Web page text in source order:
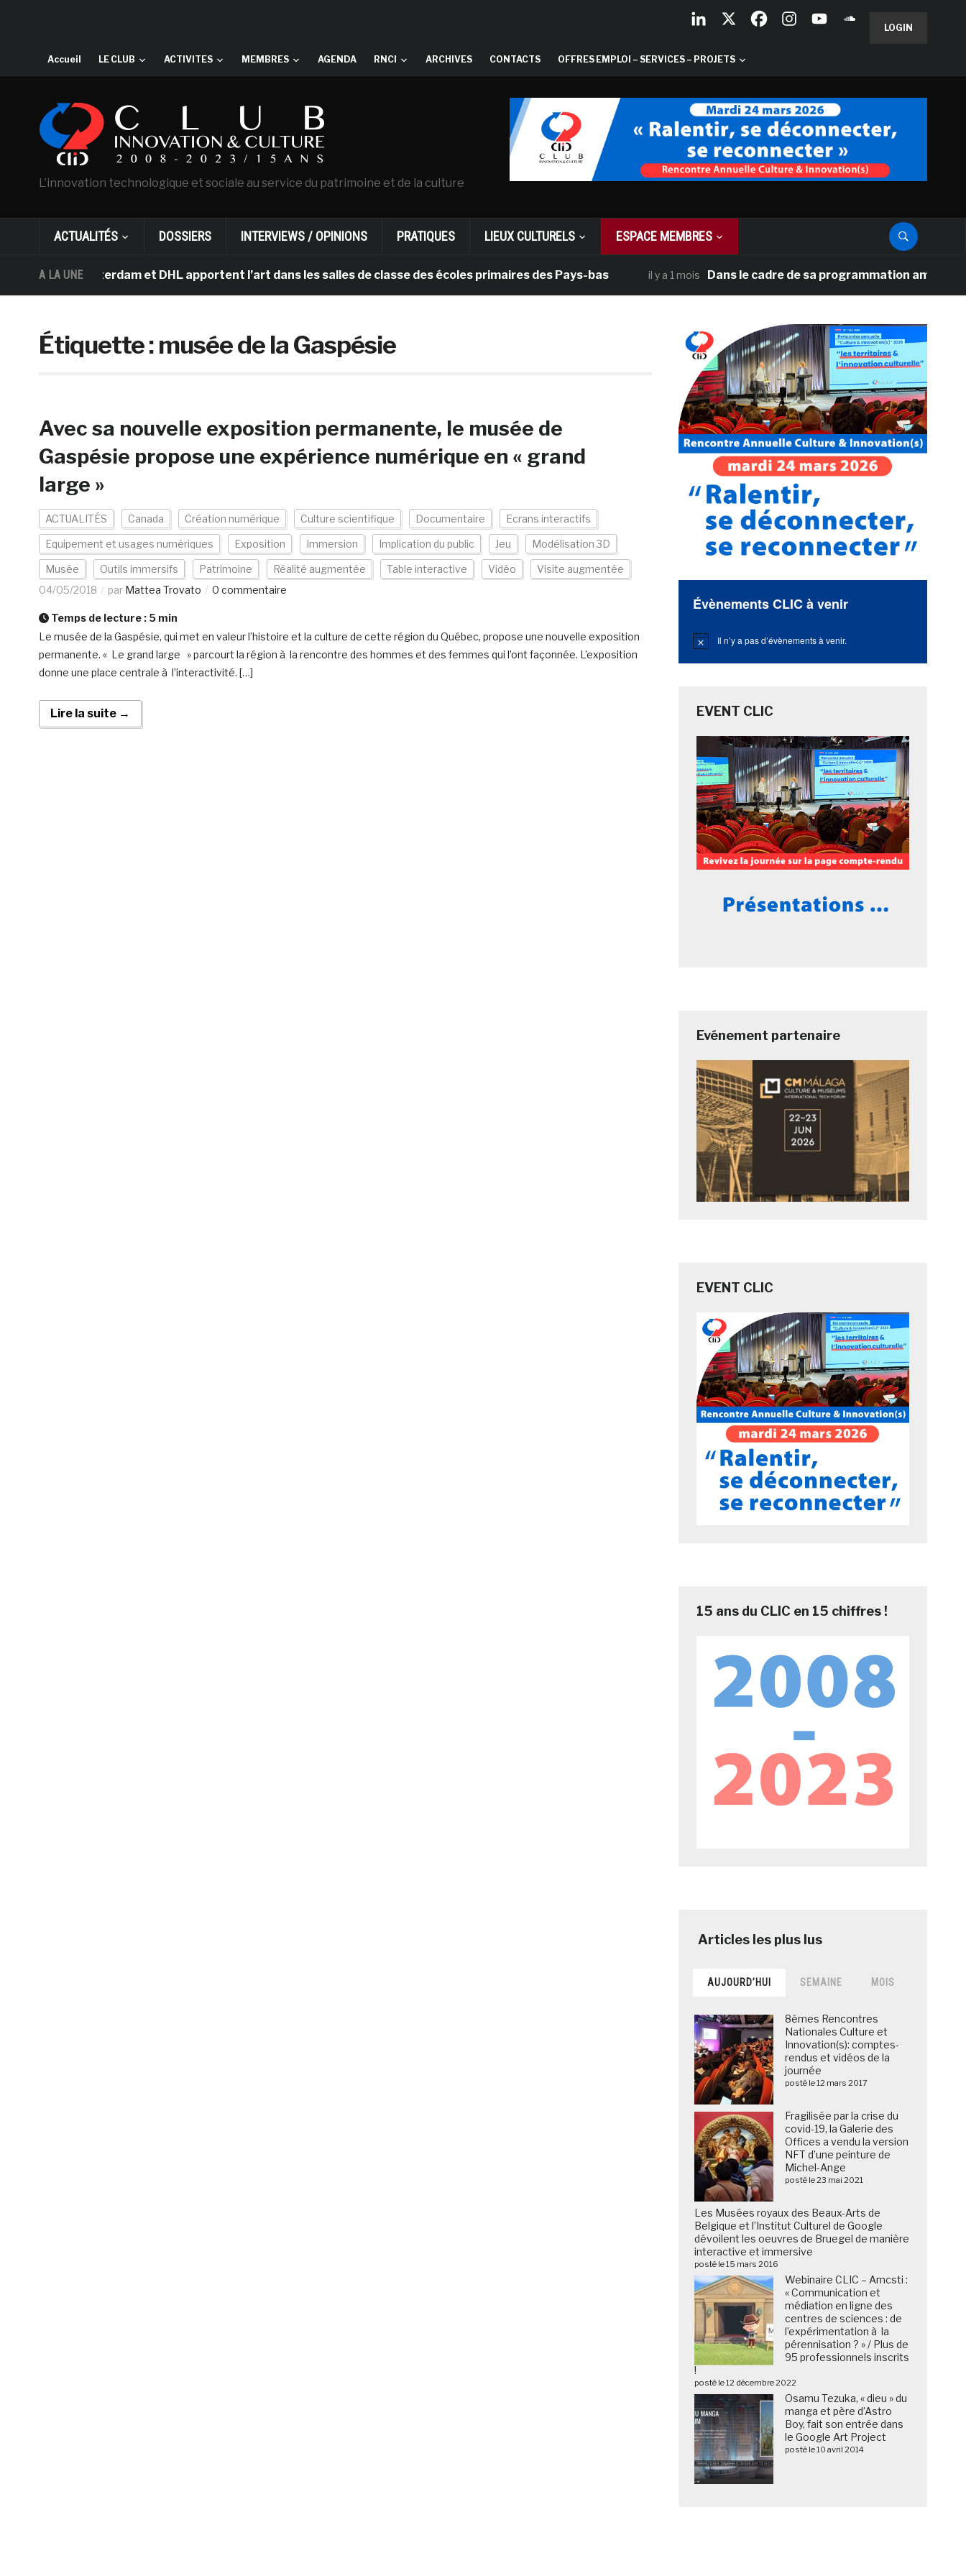
LOGIN
Accueil LE CLUB ACTIVITES MEMBRES AGENDA RNCI ARCHIVES CONTACTS OFFRES EMPLOI – SERVICES – PROJETS
L'innovation technologique et sociale au service du patrimoine et de la culture
ACTUALITÉS DOSSIERS INTERVIEWS / OPINIONS PRATIQUES LIEUX CULTURELS ESPACE MEMBRES
A LA UNE
d’Amsterdam et DHL apportent l’art dans les salles de classe des écoles primaires des Pays-bas il y a 1 mois Dans le cadre de sa programmation américaine,
Étiquette :musée de la Gaspésie
Avec sa nouvelle exposition permanente, le musée de
Gaspésie propose une expérience numérique en « grand
large »
ACTUALITÉS Canada Création numérique Culture scientifique Documentaire Ecrans interactifs
Equipement et usages numériques Exposition Immersion Implication du public Jeu Modélisation 3D
Musée Outils immersifs Patrimoine Réalité augmentée Table interactive Vidéo
Visite augmentée
04/05/2018
par Mattea Trovato 0 commentaire
Temps de lecture : 5 min
Le musée de la Gaspésie, qui met en valeur l’histoire et la culture de cette région du Québec, propose une nouvelle exposition
permanente. « Le grand large » parcourt la région à la rencontre des hommes et des femmes qui l’ont façonnée. L’exposition
donne une place centrale à l’interactivité. […]
Lire la suite →
Évènements CLIC à venir
Notice Il n’y a pas d’évènements à venir.
EVENT CLIC
Evénement partenaire
EVENT CLIC
15 ans du CLIC en 15 chiffres !
AUJOURD’HUI SEMAINE MOIS
8èmes Rencontres
Nationales Culture et
Innovation(s): comptes-
rendus et vidéos de la
journée
posté le 12 mars 2017
Fragilisée par la crise du
covid-19, la Galerie des
Offices a vendu la version
NFT d’une peinture de
Michel-Ange
posté le 23 mai 2021
Les Musées royaux des Beaux-Arts de
Belgique et l’Institut Culturel de Google
dévoilent les oeuvres de Bruegel de manière
interactive et immersive
posté le 15 mars 2016
Webinaire CLIC – Amcsti :
« Communication et
médiation en ligne des
centres de sciences : de
l’expérimentation à la
pérennisation ? » / Plus de
95 professionnels inscrits
!
posté le 12 décembre 2022
Osamu Tezuka, « dieu » du
manga et père d’Astro
Boy, fait son entrée dans
le Google Art Project
posté le 10 avril 2014